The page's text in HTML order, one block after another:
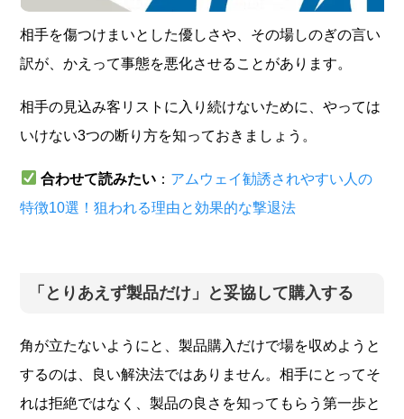
相手を傷つけまいとした優しさや、その場しのぎの言い
訳が、かえって事態を悪化させることがあります。
相手の見込み客リストに入り続けないために、やっては
いけない3つの断り方を知っておきましょう。
合わせて読みたい： アムウェイ勧誘されやすい人の
特徴10選！狙われる理由と効果的な撃退法
「とりあえず製品だけ」と妥協して購入する
角が立たないようにと、製品購入だけで場を収めようと
するのは、良い解決法ではありません。相手にとってそ
れは拒絶ではなく、製品の良さを知ってもらう第一歩と